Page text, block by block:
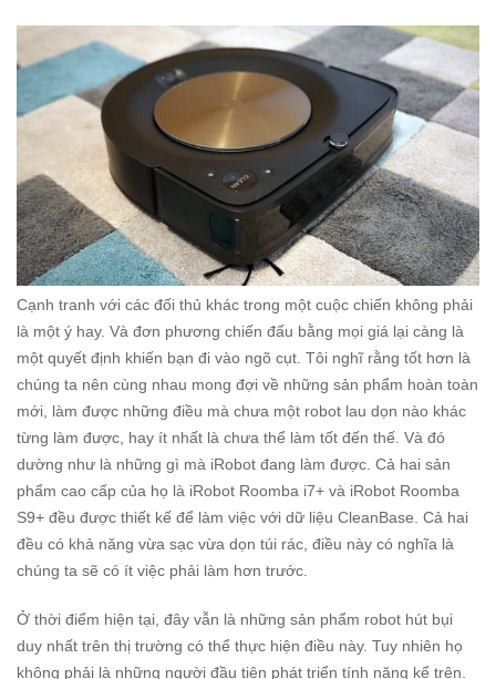
Cạnh tranh với các đối thủ khác trong một cuộc chiến không phải
là một ý hay. Và đơn phương chiến đấu bằng mọi giá lại càng là
một quyết định khiến bạn đi vào ngõ cụt. Tôi nghĩ rằng tốt hơn là
chúng ta nên cùng nhau mong đợi về những sản phẩm hoàn toàn
mới, làm được những điều mà chưa một robot lau dọn nào khác
từng làm được, hay ít nhất là chưa thể làm tốt đến thế. Và đó
dường như là những gì mà iRobot đang làm được. Cả hai sản
phẩm cao cấp của họ là iRobot Roomba i7+ và iRobot Roomba
S9+ đều được thiết kế để làm việc với dữ liệu CleanBase. Cả hai
đều có khả năng vừa sạc vừa dọn túi rác, điều này có nghĩa là
chúng ta sẽ có ít việc phải làm hơn trước.
Ở thời điểm hiện tại, đây vẫn là những sản phẩm robot hút bụi
duy nhất trên thị trường có thể thực hiện điều này. Tuy nhiên họ
không phải là những người đầu tiên phát triển tính năng kể trên.